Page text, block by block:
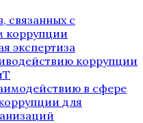
связанных с
коррупции
экспертиза
коррупции
в сфере
для